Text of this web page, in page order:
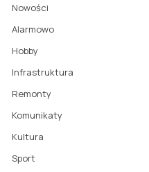
Nowości
Alarmowo
Hobby
Infrastruktura
Remonty
Komunikaty
Kultura
Sport